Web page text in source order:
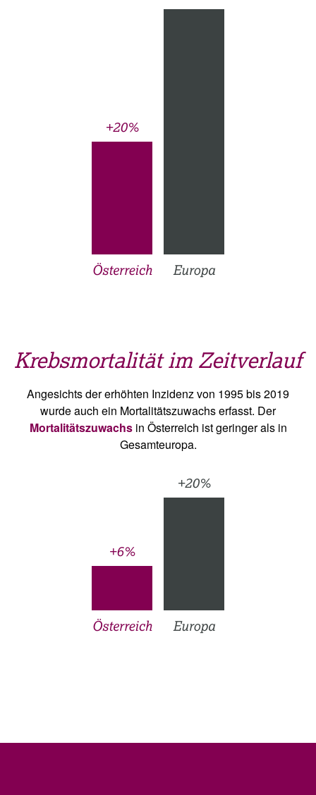
Krebsmortalität im Zeitverlauf
Angesichts der erhöhten Inzidenz von 1995 bis 2019
wurde auch ein Mortalitätszuwachs erfasst. Der
Mortalitätszuwachsin Österreich ist geringer als in
Gesamteuropa.